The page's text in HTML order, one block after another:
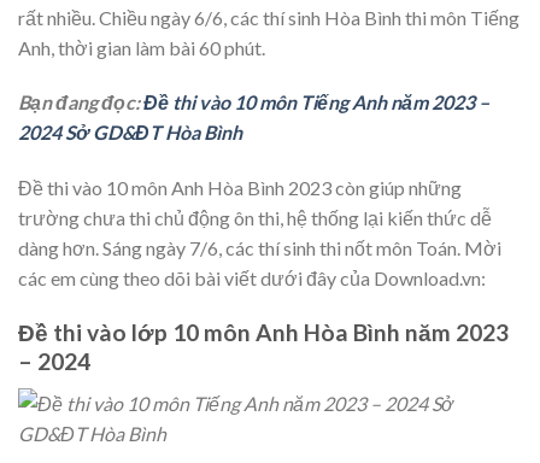
rất nhiều. Chiều ngày 6/6, các thí sinh Hòa Bình thi môn Tiếng
Anh, thời gian làm bài 60 phút.
Bạn đang đọc:Đề thi vào 10 môn Tiếng Anh năm 2023 –
2024 Sở GD&ĐT Hòa Bình
Đề thi vào 10 môn Anh Hòa Bình 2023 còn giúp những
trường chưa thi chủ động ôn thi, hệ thống lại kiến thức dễ
dàng hơn. Sáng ngày 7/6, các thí sinh thi nốt môn Toán. Mời
các em cùng theo dõi bài viết dưới đây của Download.vn:
Đề thi vào lớp 10 môn Anh Hòa Bình năm 2023
– 2024